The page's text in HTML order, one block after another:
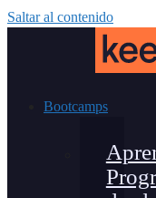
Saltar al contenido
Bootcamps